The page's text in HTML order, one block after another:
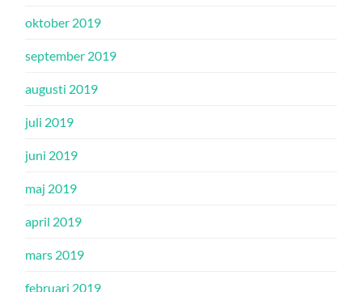
oktober 2019
september 2019
augusti 2019
juli 2019
juni 2019
maj 2019
april 2019
mars 2019
februari 2019